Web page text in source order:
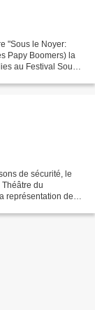
"Sous le Noyer:
Papy Boomers) la
au Festival Sous
de sécurité, le
du
représentation de